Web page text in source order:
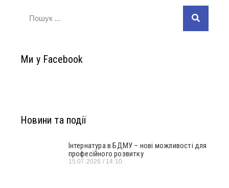
Ми у Facebook
Новини та події
Інтернатура в БДМУ – нові можливості для
професійного розвитку
15.07.2026 14:10